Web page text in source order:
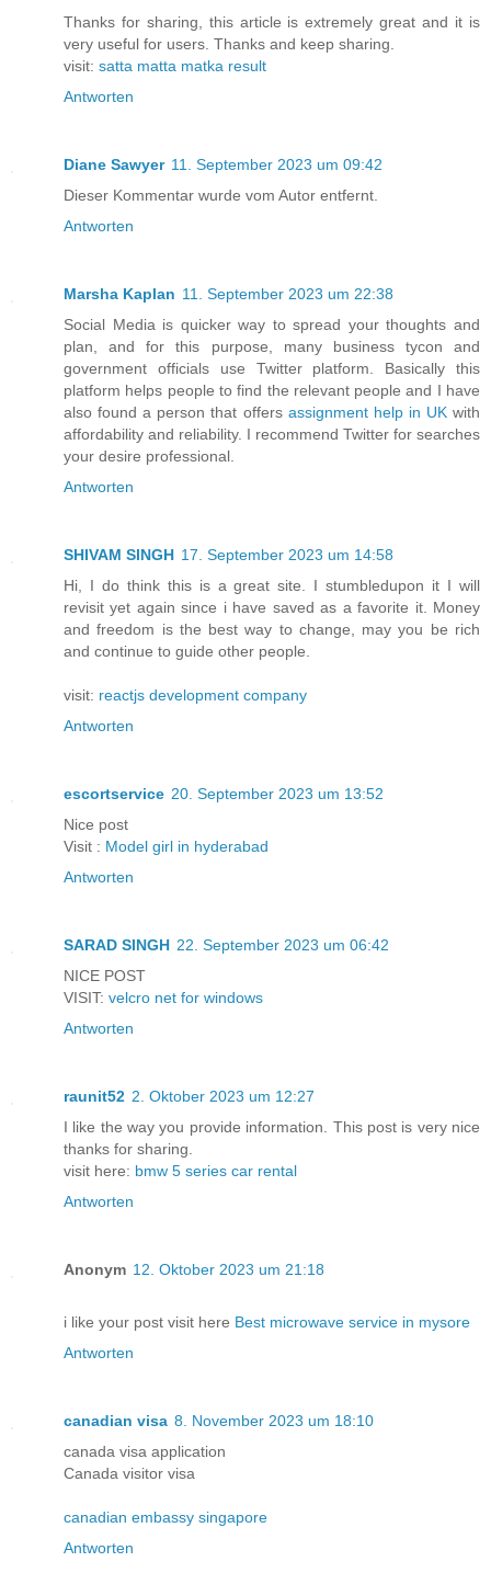
Thanks for sharing, this article is extremely great and it is
very useful for users. Thanks and keep sharing.
visit: satta matta matka result
Antworten
Diane Sawyer 11. September 2023 um 09:42
Dieser Kommentar wurde vom Autor entfernt.
Antworten
Marsha Kaplan 11. September 2023 um 22:38
Social Media is quicker way to spread your thoughts and
plan, and for this purpose, many business tycon and
government officials use Twitter platform. Basically this
platform helps people to find the relevant people and I have
also found a person that offers assignment help in UKwith
affordability and reliability. I recommend Twitter for searches
your desire professional.
Antworten
SHIVAM SINGH 17. September 2023 um 14:58
Hi, I do think this is a great site. I stumbledupon it I will
revisit yet again since i have saved as a favorite it. Money
and freedom is the best way to change, may you be rich
and continue to guide other people.
visit: reactjs development company
Antworten
escortservice 20. September 2023 um 13:52
Nice post
Visit : Model girl in hyderabad
Antworten
SARAD SINGH 22. September 2023 um 06:42
NICE POST
VISIT: velcro net for windows
Antworten
raunit52 2. Oktober 2023 um 12:27
I like the way you provide information. This post is very nice
thanks for sharing.
visit here: bmw 5 series car rental
Antworten
Anonym 12. Oktober 2023 um 21:18
i like your post visit here Best microwave service in mysore
Antworten
canadian visa 8. November 2023 um 18:10
canada visa application
Canada visitor visa
canadian embassy singapore
Antworten